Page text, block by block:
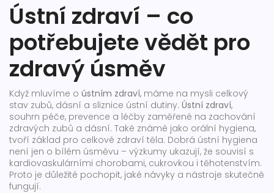
Ústní zdraví – co
potřebujete vědět pro
zdravý úsměv
Když mluvíme o ústním zdraví, máme na mysli celkový
stav zubů, dásní a sliznice ústní dutiny. Ústní zdraví,
souhrn péče, prevence a léčby zaměřené na zachování
zdravých zubů a dásní. Také známé jako orální hygiena,
tvoří základ pro celkové zdraví těla. Dobrá ústní hygiena
není jen o bílém úsměvu – výzkumy ukazují, že souvisí s
kardiovaskulárními chorobami, cukrovkou i těhotenstvím.
Proto je důležité pochopit, jaké návyky a nástroje skutečně
fungují.